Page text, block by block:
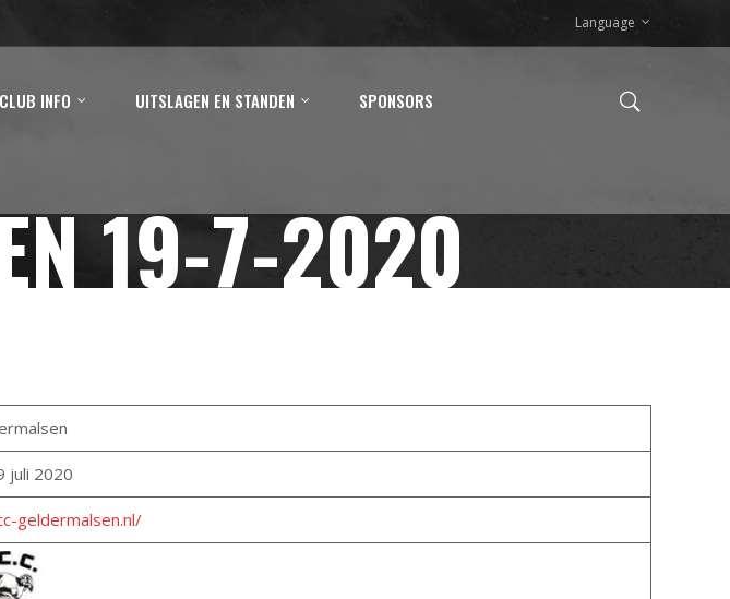
Language
CLUB INFO UITSLAGEN EN STANDEN SPONSORS
19-7-2020
juli 2020
geldermalsen.nl/